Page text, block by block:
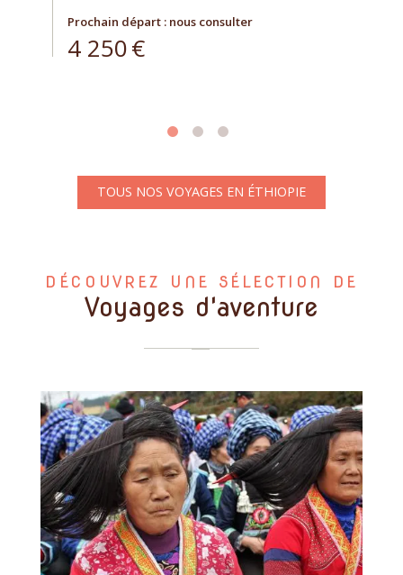
Prochain départ : nous consulter
4 250€
TOUS NOS VOYAGES EN ÉTHIOPIE
DÉCOUVREZ UNE SÉLECTION DE
Voyages d'aventure